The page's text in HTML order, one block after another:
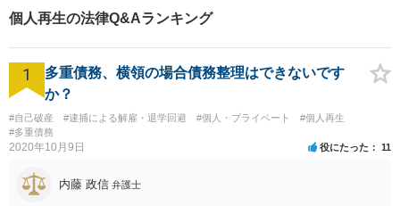
お問い合わせください。
個人再生の法律Q&Aランキング
1
多重債務、横領の場合債務整理はできないです
か？
#自己破産 #逮捕による解雇・退学回避 #個人・プライベート
#個人再生
#多重債務
2020年10月9日 役にたった 11
内藤 政信 弁護士